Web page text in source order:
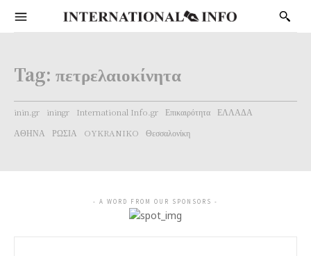
Tag: πετρελαιοκίνητα
inin.gr iningr International Info.gr Επικαιρότητα
ΕΛΛΑΔΑ
ΑΘΗΝΑ
ΡΩΣΙΑ OYKRANIKO Θεσσαλονίκη
- A WORD FROM OUR SPONSORS -